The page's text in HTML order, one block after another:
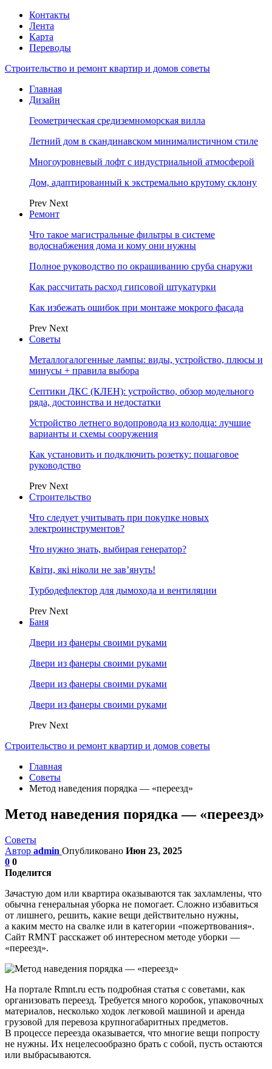
Контакты
Лента
Карта
Переводы
Строительство и ремонт квартир и домов советы
Главная
Дизайн
Геометрическая средиземноморская вилла
Летний дом в скандинавском минималистичном стиле
Многоуровневый лофт с индустриальной атмосферой
Дом, адаптированный к экстремально крутому склону
Prev Next
Ремонт
Что такое магистральные фильтры в системе
водоснабжения дома и кому они нужны
Полное руководство по окрашиванию сруба снаружи
Как рассчитать расход гипсовой штукатурки
Как избежать ошибок при монтаже мокрого фасада
Prev Next
Советы
Металлогалогенные лампы: виды, устройство, плюсы и
минусы + правила выбора
Септики ДКС (КЛЕН): устройство, обзор модельного
ряда, достоинства и недостатки
Устройство летнего водопровода из колодца: лучшие
варианты и схемы сооружения
Как установить и подключить розетку: пошаговое
руководство
Prev Next
Строительство
Что следует учитывать при покупке новых
электроинструментов?
Что нужно знать, выбирая генератор?
Квіти, які ніколи не зав’януть!
Турбодефлектор для дымохода и вентиляции
Prev Next
Баня
Двери из фанеры своими руками
Двери из фанеры своими руками
Двери из фанеры своими руками
Двери из фанеры своими руками
Prev Next
Строительство и ремонт квартир и домов советы
Главная
Советы
Метод наведения порядка — «переезд»
Метод наведения порядка — «переезд»
Советы
Автор admin Опубликовано Июн 23, 2025
0 0
Поделится
Зачастую дом или квартира оказываются так захламлены, что
обычна генеральная уборка не помогает. Сложно избавиться
от лишнего, решить, какие вещи действительно нужны,
а каким место на свалке или в категории «пожертвования».
Сайт RMNT расскажет об интересном методе уборки —
«переезд».
На портале Rmnt.ru есть подробная статья с советами, как
организовать переезд. Требуется много коробок, упаковочных
материалов, несколько ходок легковой машиной и аренда
грузовой для перевоза крупногабаритных предметов.
В процессе переезда оказывается, что многие вещи попросту
не нужны. Их нецелесообразно брать с собой, пусть остаются
или выбрасываются.